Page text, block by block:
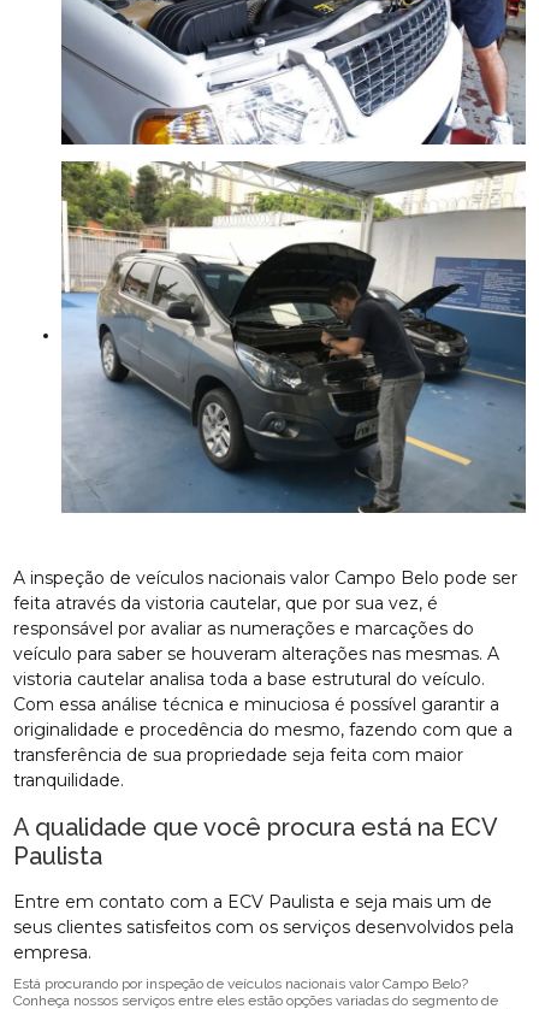
A inspeção de veículos nacionais valor Campo Belo pode ser
feita através da vistoria cautelar, que por sua vez, é
responsável por avaliar as numerações e marcações do
veículo para saber se houveram alterações nas mesmas. A
vistoria cautelar analisa toda a base estrutural do veículo.
Com essa análise técnica e minuciosa é possível garantir a
originalidade e procedência do mesmo, fazendo com que a
transferência de sua propriedade seja feita com maior
tranquilidade.
A qualidade que você procura está na ECV
Paulista
Entre em contato com a ECV Paulista e seja mais um de
seus clientes satisfeitos com os serviços desenvolvidos pela
empresa.
Está procurando por inspeção de veículos nacionais valor Campo Belo?
Conheça nossos serviços entre eles estão opções variadas do segmento de